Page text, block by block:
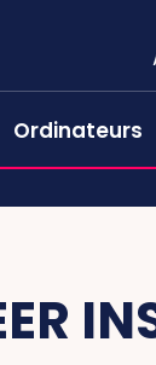
Ordinateurs